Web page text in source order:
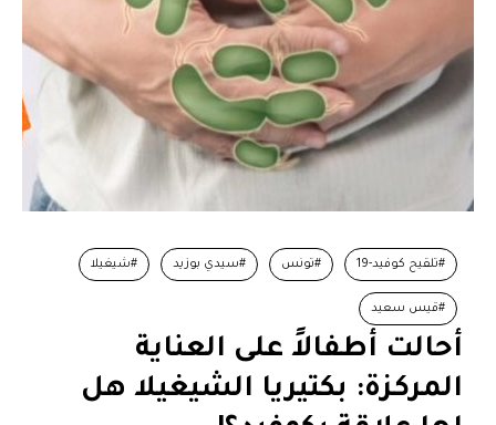
#تلقيح كوفيد-19 #تونس #سيدي بوزيد #شيغيلا
#قيس سعيد
أحالت أطفالاً على العناية
المركزة: بكتيريا الشيغيلا هل